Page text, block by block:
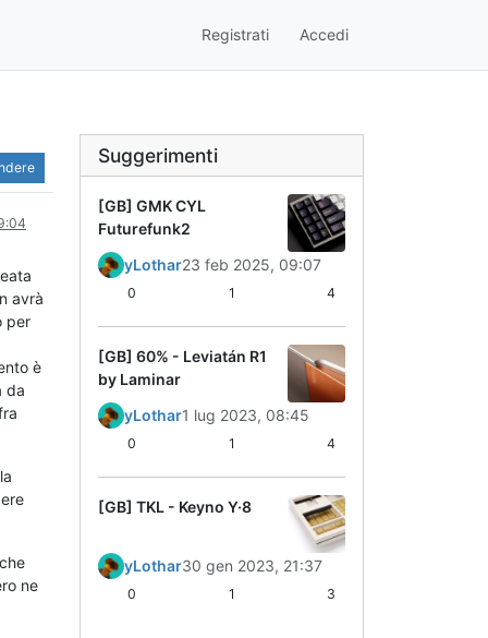
Registrati Accedi
avrà
per
è
da
ne
Suggerimenti
[GB] GMK CYL
Futurefunk2
yLothar23 feb 2025, 09:07
0 1 4
[GB] 60% - Leviatán R1
by Laminar
yLothar1 lug 2023, 08:45
0 1 4
[GB] TKL - Keyno Y·8
yLothar30 gen 2023, 21:37
0 1 3